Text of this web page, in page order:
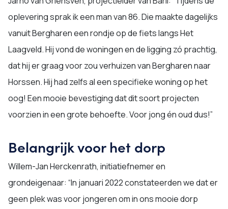
oplevering sprak ik een man van 86. Die maakte dagelijks
vanuit Bergharen een rondje op de fiets langs Het
Laagveld. Hij vond de woningen en de ligging zó prachtig,
dat hij er graag voor zou verhuizen van Bergharen naar
Horssen. Hij had zelfs al een specifieke woning op het
oog! Een mooie bevestiging dat dit soort projecten
voorzien in een grote behoefte. Voor jong én oud dus!”
Belangrijk voor het dorp
Willem-Jan Herckenrath, initiatiefnemer en
grondeigenaar: “In januari 2022 constateerden we dat er
geen plek was voor jongeren om in ons mooie dorp